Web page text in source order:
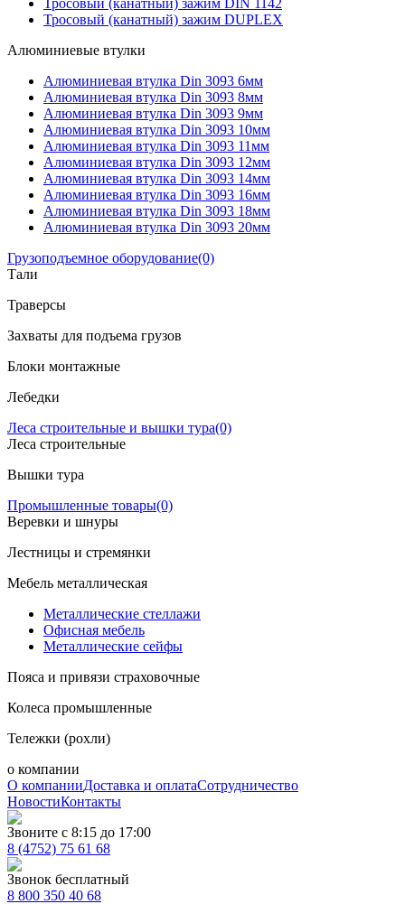
Тросовый (канатный) зажим DIN 1142
Тросовый (канатный) зажим DUPLEX
Алюминиевые втулки
Алюминиевая втулка Din 3093 6мм
Алюминиевая втулка Din 3093 8мм
Алюминиевая втулка Din 3093 9мм
Алюминиевая втулка Din 3093 10мм
Алюминиевая втулка Din 3093 11мм
Алюминиевая втулка Din 3093 12мм
Алюминиевая втулка Din 3093 14мм
Алюминиевая втулка Din 3093 16мм
Алюминиевая втулка Din 3093 18мм
Алюминиевая втулка Din 3093 20мм
Грузоподъемное оборудование(0)
Тали
Траверсы
Захваты для подъема грузов
Блоки монтажные
Лебедки
Леса строительные и вышки тура(0)
Леса строительные
Вышки тура
Промышленные товары(0)
Веревки и шнуры
Лестницы и стремянки
Мебель металлическая
Металлические стеллажи
Офисная мебель
Металлические сейфы
Пояса и привязи страховочные
Колеса промышленные
Тележки (рохли)
о компании
О компанииДоставка и оплатаСотрудничество
НовостиКонтакты
Звоните с 8:15 до 17:00
8 (4752) 75 61 68
Звонок бесплатный
8 800 350 40 68